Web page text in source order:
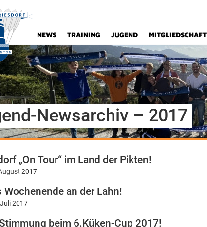
NEWS TRAINING JUGEND MITGLIEDSCHAFT
Newsarchiv – 2017
„On Tour“ im Land der Pikten!
2017
Wochenende an der Lahn!
2017
beim 6.Küken-Cup 2017!